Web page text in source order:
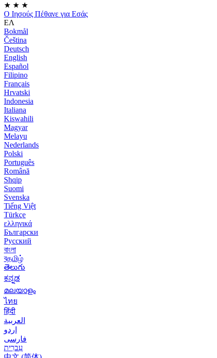
★ ★ ★
Ο Ιησούς Πέθανε για Εσάς
ΕΛ
Bokmål
Čeština
Deutsch
English
Español
Filipino
Français
Hrvatski
Indonesia
Italiana
Kiswahili
Magyar
Melayu
Nederlands
Polski
Português
Română
Shqip
Suomi
Svenska
Tiếng Việt
Türkçe
ελληνικά
Български
Русский
বাংলা
বதமிழ்
తెలుగు
ಕನ್ನಡ
മലയാളം
ไทย
हिंदी
العربية
اردو
فارسی
עִברִית